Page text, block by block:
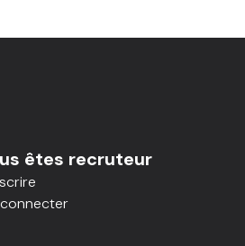
êtes recruteur